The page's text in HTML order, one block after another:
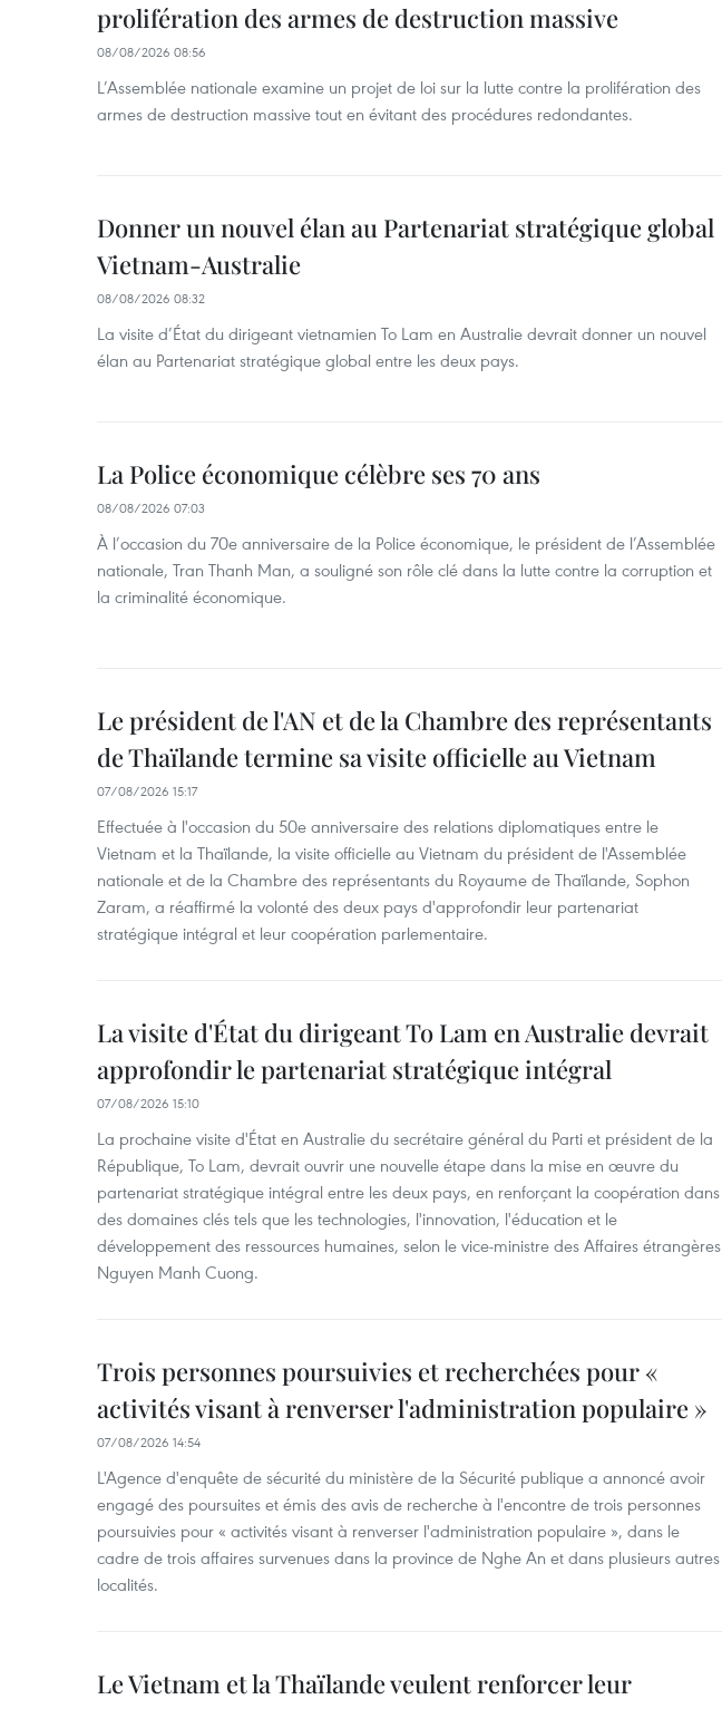
prolifération des armes de destruction massive
08/08/2026 08:56
L’Assemblée nationale examine un projet de loi sur la lutte contre la prolifération des
armes de destruction massive tout en évitant des procédures redondantes.
Donner un nouvel élan au Partenariat stratégique global
Vietnam-Australie
08/08/2026 08:32
La visite d’État du dirigeant vietnamien To Lam en Australie devrait donner un nouvel
élan au Partenariat stratégique global entre les deux pays.
La Police économique célèbre ses 70 ans
08/08/2026 07:03
À l’occasion du 70e anniversaire de la Police économique, le président de l’Assemblée
nationale, Tran Thanh Man, a souligné son rôle clé dans la lutte contre la corruption et
la criminalité économique.
Le président de l'AN et de la Chambre des représentants
de Thaïlande termine sa visite officielle au Vietnam
07/08/2026 15:17
Effectuée à l'occasion du 50e anniversaire des relations diplomatiques entre le
Vietnam et la Thaïlande, la visite officielle au Vietnam du président de l'Assemblée
nationale et de la Chambre des représentants du Royaume de Thaïlande, Sophon
Zaram, a réaffirmé la volonté des deux pays d'approfondir leur partenariat
stratégique intégral et leur coopération parlementaire.
La visite d'État du dirigeant To Lam en Australie devrait
approfondir le partenariat stratégique intégral
07/08/2026 15:10
La prochaine visite d'État en Australie du secrétaire général du Parti et président de la
République, To Lam, devrait ouvrir une nouvelle étape dans la mise en œuvre du
partenariat stratégique intégral entre les deux pays, en renforçant la coopération dans
des domaines clés tels que les technologies, l'innovation, l'éducation et le
développement des ressources humaines, selon le vice-ministre des Affaires étrangères
Nguyen Manh Cuong.
Trois personnes poursuivies et recherchées pour «
activités visant à renverser l'administration populaire »
07/08/2026 14:54
L'Agence d'enquête de sécurité du ministère de la Sécurité publique a annoncé avoir
engagé des poursuites et émis des avis de recherche à l'encontre de trois personnes
poursuivies pour « activités visant à renverser l'administration populaire », dans le
cadre de trois affaires survenues dans la province de Nghe An et dans plusieurs autres
localités.
Le Vietnam et la Thaïlande veulent renforcer leur